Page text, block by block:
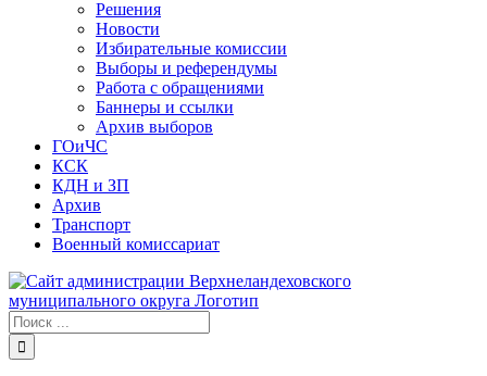
Решения
Новости
Избирательные комиссии
Выборы и референдумы
Работа с обращениями
Баннеры и ссылки
Архив выборов
ГОиЧС
КСК
КДН и ЗП
Архив
Транспорт
Военный комиссариат
Результат
поиска: